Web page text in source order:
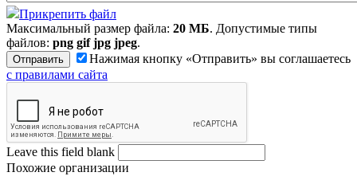
Прикрепить файл
Максимальный размер файла: 20 МБ. Допустимые типы
файлов: png gif jpg jpeg.
Нажимая кнопку «Отправить» вы соглашаетесь
с правилами сайта
Leave this field blank
Похожие организации